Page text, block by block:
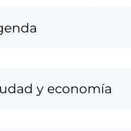
y economía